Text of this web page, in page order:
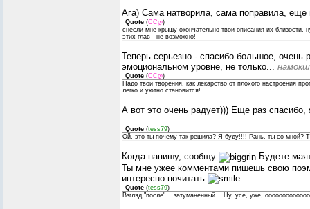
Ага) Сама натворила, сама поправила, еще
Quote (ССღ)
снесли мне крышу окончательно твои описания их близости,
этих глав - не возможно!
Теперь серьезно - спасибо большое,
эмоциональном уровне, не только...
Quote (ССღ)
Надо твои творения, как лекарство от плохого настроения
легко и уютно становится!
А вот это очень радует))) Еще раз
Quote (tess79)
Ой, это ты почему так решила? Я буду!!!! Рань, ты со мной?
Когда напишу, сообщу
Будете
Ты мне ужее комментами пишешь свою
интересно почитать
Quote (tess79)
Взгляд "после"....затуманенный... Ну, усе, уже,